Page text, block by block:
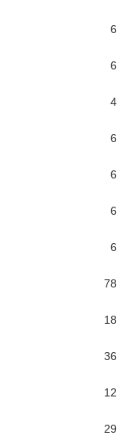
6
6
4
6
6
6
6
78
18
36
12
29